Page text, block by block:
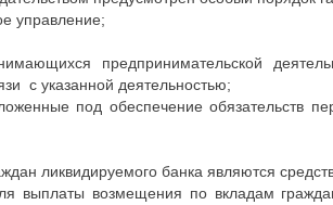
управление;
предпринимательской
с указанной деятельностью;
под обеспечение обязательств
ликвидируемого банка являются
выплаты возмещения по вкладам